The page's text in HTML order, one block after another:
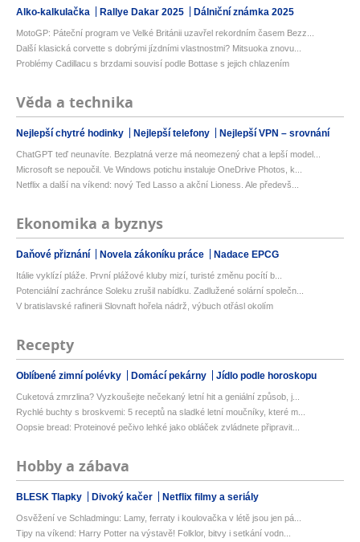
Alko-kalkulačka Rallye Dakar 2025 Dálniční známka 2025
MotoGP: Páteční program ve Velké Británii uzavřel rekordním časem Bezz...
Další klasická corvette s dobrými jízdními vlastnostmi? Mitsuoka znovu...
Problémy Cadillacu s brzdami souvisí podle Bottase s jejich chlazením
Věda a technika
Nejlepší chytré hodinky Nejlepší telefony Nejlepší VPN – srovnání
ChatGPT teď neunavíte. Bezplatná verze má neomezený chat a lepší model...
Microsoft se nepoučil. Ve Windows potichu instaluje OneDrive Photos, k...
Netflix a další na víkend: nový Ted Lasso a akční Lioness. Ale předevš...
Ekonomika a byznys
Daňové přiznání Novela zákoníku práce Nadace EPCG
Itálie vyklízí pláže. První plážové kluby mizí, turisté změnu pocítí b...
Potenciální zachránce Soleku zrušil nabídku. Zadlužené solární společn...
V bratislavské rafinerii Slovnaft hořela nádrž, výbuch otřásl okolím
Recepty
Oblíbené zimní polévky Domácí pekárny Jídlo podle horoskopu
Cuketová zmrzlina? Vyzkoušejte nečekaný letní hit a geniální způsob, j...
Rychlé buchty s broskvemi: 5 receptů na sladké letní moučníky, které m...
Oopsie bread: Proteinové pečivo lehké jako obláček zvládnete připravit...
Hobby a zábava
BLESK Tlapky Divoký kačer Netflix filmy a seriály
Osvěžení ve Schladmingu: Lamy, ferraty i koulovačka v létě jsou jen pá...
Tipy na víkend: Harry Potter na výstavě! Folklor, bitvy i setkání vodn...